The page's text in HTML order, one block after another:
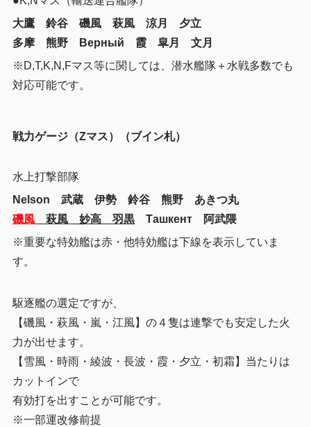
大鷹 鈴谷 磯風 萩風 涼月 夕立
多摩 熊野 Верный 霞 皐月 文月
※D,T,K,N,Fマス等に関しては、潜水艦隊＋水戦多数でも
対応可能です。
戦力ゲージ（Zマス）（ブイン札）
水上打撃部隊
Nelson 武蔵 伊勢 鈴谷 熊野 あきつ丸
磯風萩風 妙高 羽黒Ташкент 阿武隈
※重要な特効艦は赤・他特効艦は下線を表示していま
す。
駆逐艦の選定ですが、
【磯風・萩風・嵐・江風】の４隻は連撃でも安定した火
力が出せます。
【雪風・時雨・綾波・長波・霞・夕立・初霜】当たりは
カットインで
有効打を出すことが可能です。
※一部運改修前提